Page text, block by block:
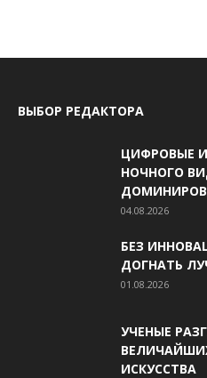
ВЫБОР РЕДАКТОРА
ЦИФРОВЫЕ
НОЧНОГО
04.08.2026
БЕЗ
ДОГНАТЬ
01.08.2026
УЧЕНЫЕ
ИСКУССТВА